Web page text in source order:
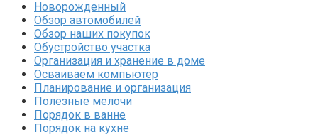
Новорожденный
Обзор автомобилей
Обзор наших покупок
Обустройство участка
Организация и хранение в доме
Осваиваем компьютер
Планирование и организация
Полезные мелочи
Порядок в ванне
Порядок на кухне